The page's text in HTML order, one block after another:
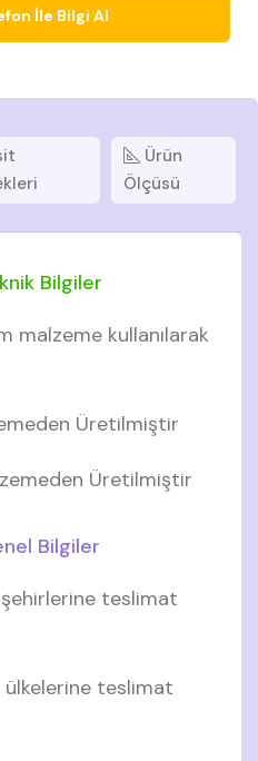
İle Bilgi Al
Ürün
Ölçüsü
Bilgiler
malzeme kullanılarak
Üretilmiştir
Üretilmiştir
Bilgiler
teslimat
ülkelerine teslimat